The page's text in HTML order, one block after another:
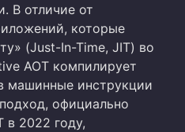
В отличие от
которые
(Just-In-Time, JIT) во
AOT компилирует
машинные инструкции
официально
в 2022 году,